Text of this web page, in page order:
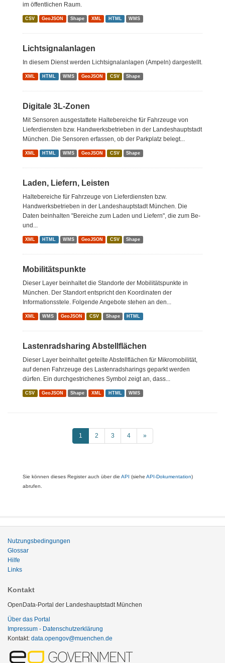
im öffentlichen Raum.
CSV GeoJSON Shape XML HTML WMS
Lichtsignalanlagen
In diesem Dienst werden Lichtsignalanlagen (Ampeln) dargestellt.
XML HTML WMS GeoJSON CSV Shape
Digitale 3L-Zonen
Mit Sensoren ausgestattete Haltebereiche für Fahrzeuge von
Lieferdiensten bzw. Handwerksbetrieben in der Landeshauptstadt
München. Die Sensoren erfassen, ob der Parkplatz belegt...
XML HTML WMS GeoJSON CSV Shape
Laden, Liefern, Leisten
Haltebereiche für Fahrzeuge von Lieferdiensten bzw.
Handwerksbetrieben in der Landeshauptstadt München. Die
Daten beinhalten "Bereiche zum Laden und Liefern", die zum Be-
und...
XML HTML WMS GeoJSON CSV Shape
Mobilitätspunkte
Dieser Layer beinhaltet die Standorte der Mobilitätspunkte in
München. Der Standort entspricht den Koordinaten der
Informationsstele. Folgende Angebote stehen an den...
XML WMS GeoJSON CSV Shape HTML
Lastenradsharing Abstellflächen
Dieser Layer beinhaltet geteilte Abstellflächen für Mikromobilität,
auf denen Fahrzeuge des Lastenradsharings geparkt werden
dürfen. Ein durchgestrichenes Symbol zeigt an, dass...
CSV GeoJSON Shape XML HTML WMS
1 2 3 4 »
Sie können dieses Register auch über die API (siehe API-Dokumentation)
abrufen.
Nutzungsbedingungen
Glossar
Hilfe
Links
Kontakt
OpenData-Portal der Landeshauptstadt München
Über das Portal
Impressum - Datenschutzerklärung
Kontakt: data.opengov@muenchen.de